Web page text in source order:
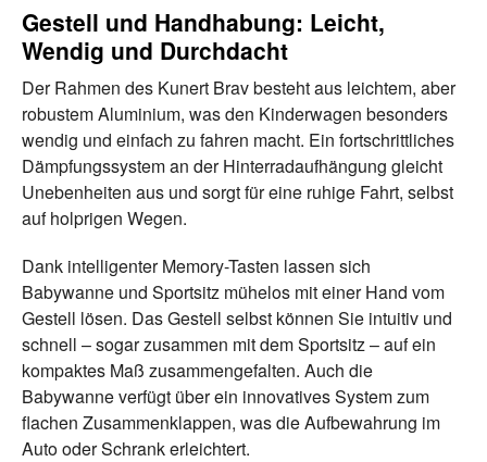
Gestell und Handhabung: Leicht,
Wendig und Durchdacht
Der Rahmen des Kunert Brav besteht aus leichtem, aber
robustem Aluminium, was den Kinderwagen besonders
wendig und einfach zu fahren macht. Ein fortschrittliches
Dämpfungssystem an der Hinterradaufhängung gleicht
Unebenheiten aus und sorgt für eine ruhige Fahrt, selbst
auf holprigen Wegen.
Dank intelligenter Memory-Tasten lassen sich
Babywanne und Sportsitz mühelos mit einer Hand vom
Gestell lösen. Das Gestell selbst können Sie intuitiv und
schnell – sogar zusammen mit dem Sportsitz – auf ein
kompaktes Maß zusammengefalten. Auch die
Babywanne verfügt über ein innovatives System zum
flachen Zusammenklappen, was die Aufbewahrung im
Auto oder Schrank erleichtert.